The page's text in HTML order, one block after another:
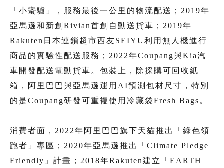
「小蠻驢」，服務最後一公里的物流配送；2019年
亞馬遜和新創Rivian首創自動送貨車；2019年
Rakuten日本連鎖超市西友SEIYU利用無人機進行
商品的實驗性配送服務；2022年Coupang與Kia汽
車開發配送電動貨車。包裝上，除採購可回收紙
箱，阿里巴巴與亞馬遜運用AI預測包材尺寸，特別
的是Coupang研發可重複使用冷藏袋Fresh Bags。
消費者面，2022年阿里巴巴旗下天貓推出「綠色領
跑者」專區；2020年亞馬遜推出「Climate Pledge
Friendly」計畫；2018年Rakuten建立「EARTH